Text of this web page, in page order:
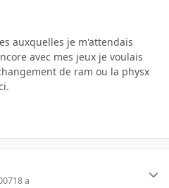
auxquelles je m'attendais
avec mes jeux je voulais
de ram ou la physx
18 a